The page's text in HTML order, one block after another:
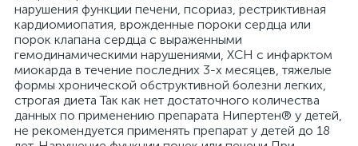
нарушения функции печени, псориаз, рестриктивная
кардиомиопатия, врожденные пороки сердца или
порок клапана сердца с выраженными
гемодинамическими нарушениями, ХСН с инфарктом
миокарда в течение последних 3-х месяцев, тяжелые
формы хронической обструктивной болезни легких,
строгая диета Так как нет достаточного количества
данных по применению препарата Нипертен® у детей,
не рекомендуется применять препарат у детей до 18